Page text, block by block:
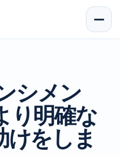
シメン
り明確な
けをしま